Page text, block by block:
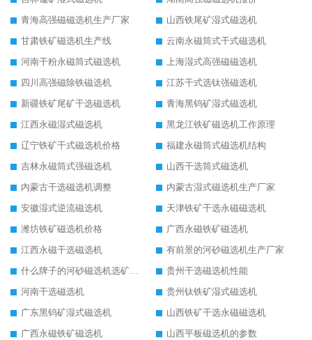
青海高强磁磁选机生产厂家
山西铁尾矿湿式磁选机
甘肃铁矿磁选机生产线
云南永磁筒式干式磁选机
河南干粉永磁筒式磁选机
上海湿式高强磁磁选机
四川高强磁除铁磁选机
江苏干式选钛强磁选机
新疆铁矿尾矿干选磁选机
青海黑钨矿湿式磁选机
江西永磁湿式磁选机
黑龙江铁矿磁选机工作原理
辽宁铁矿干式磁选机价格
福建永磁筒式磁选机结构
吉林永磁筒式强磁选机
山西干选筒式磁选机
内蒙古干选磁选机调整
内蒙古湿式磁选机生产厂家
安徽湿式逆流磁选机
天津铁矿干选永磁磁选机
潍坊铁矿磁选机价格
广西永磁铁矿磁选机
江西永磁干选磁选机
有前景的河砂磁选机生产厂家
什么牌子的河砂磁选机选矿效果好
贵州干选磁选机性能
河南干选磁选机
贵州钛铁矿湿式磁选机
广东黑钨矿湿式磁选机
山西铁矿干选永磁磁选机
广西永磁铁矿磁选机
山西平板磁选机的参数